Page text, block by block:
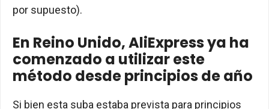
por supuesto).
En Reino Unido, AliExpress ya ha
comenzado a utilizar este
método desde principios de año
Si bien esta suba estaba prevista para principios